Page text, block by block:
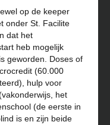
op de keeper
onder St. Facilite
dat het
heb mogelijk
geworden. Doses of
(60.000
hulp voor
het
(de eerste in
is en zijn beide